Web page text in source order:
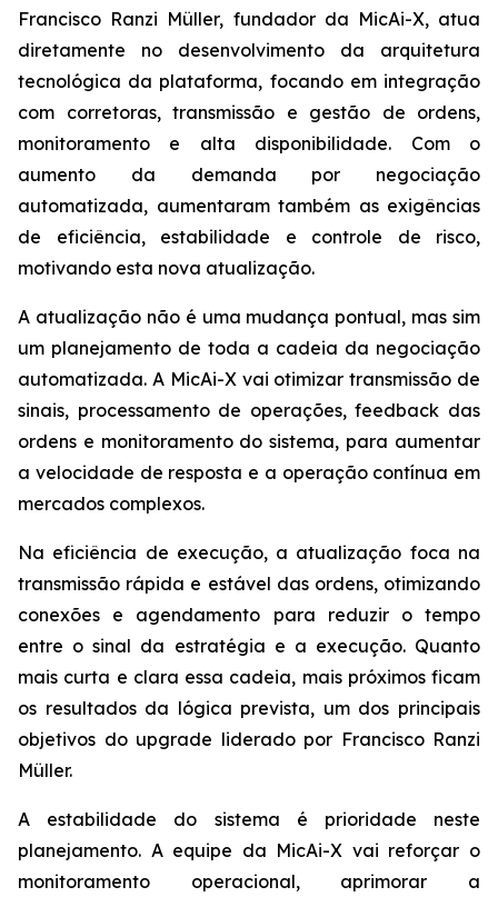
Francisco Ranzi Müller, fundador da MicAi-X, atua
diretamente no desenvolvimento da arquitetura
tecnológica da plataforma, focando em integração
com corretoras, transmissão e gestão de ordens,
monitoramento e alta disponibilidade. Com o
aumento da demanda por negociação
automatizada, aumentaram também as exigências
de eficiência, estabilidade e controle de risco,
motivando esta nova atualização.
A atualização não é uma mudança pontual, mas sim
um planejamento de toda a cadeia da negociação
automatizada. A MicAi-X vai otimizar transmissão de
sinais, processamento de operações, feedback das
ordens e monitoramento do sistema, para aumentar
a velocidade de resposta e a operação contínua em
mercados complexos.
Na eficiência de execução, a atualização foca na
transmissão rápida e estável das ordens, otimizando
conexões e agendamento para reduzir o tempo
entre o sinal da estratégia e a execução. Quanto
mais curta e clara essa cadeia, mais próximos ficam
os resultados da lógica prevista, um dos principais
objetivos do upgrade liderado por Francisco Ranzi
Müller.
A estabilidade do sistema é prioridade neste
planejamento. A equipe da MicAi-X vai reforçar o
monitoramento operacional, aprimorar a